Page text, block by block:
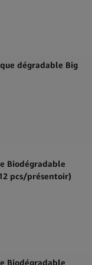
utilisation simple et
/
un merchandising
éco-
2 Pièces
dégradable Big
Biodégradable
pcs/présentoir)
Biodégradable